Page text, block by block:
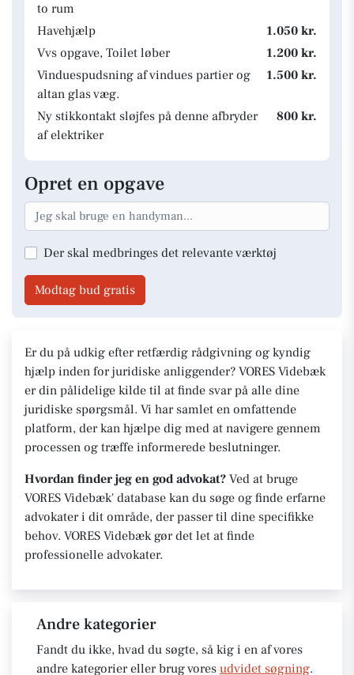
to rum
Havehjælp
1.050 kr.
Vvs opgave, Toilet løber
1.200 kr.
Vinduespudsning af vindues partier og
altan glas væg.
1.500 kr.
Ny stikkontakt sløjfes på denne afbryder
af elektriker
800 kr.
Opret en opgave
Der skal medbringes det relevante værktøj
Modtag bud gratis
Er du på udkig efter retfærdig rådgivning og kyndig
hjælp inden for juridiske anliggender? VORES Videbæk
er din pålidelige kilde til at finde svar på alle dine
juridiske spørgsmål. Vi har samlet en omfattende
platform, der kan hjælpe dig med at navigere gennem
processen og træffe informerede beslutninger.
Hvordan finder jeg en god advokat? Ved at bruge
VORES Videbæk' database kan du søge og finde erfarne
advokater i dit område, der passer til dine specifikke
behov. VORES Videbæk gør det let at finde
professionelle advokater.
Andre kategorier
Fandt du ikke, hvad du søgte, så kig i en af vores
andre kategorier eller brug vores udvidet søgning.